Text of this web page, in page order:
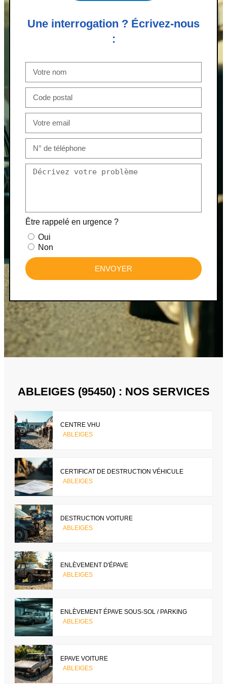
Une interrogation ? Écrivez-nous
:
Être rappelé en urgence ?
Oui
Non
ENVOYER
ABLEIGES (95450) : NOS SERVICES
CENTRE VHU
ABLEIGES
CERTIFICAT DE DESTRUCTION VÉHICULE
ABLEIGES
DESTRUCTION VOITURE
ABLEIGES
ENLÈVEMENT D'ÉPAVE
ABLEIGES
ENLÈVEMENT ÉPAVE SOUS-SOL / PARKING
ABLEIGES
EPAVE VOITURE
ABLEIGES